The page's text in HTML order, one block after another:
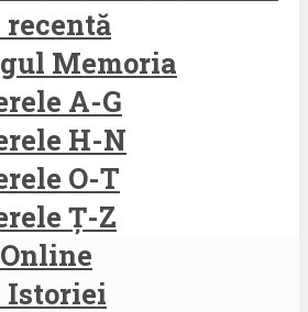
Memoria
A-G
H-N
O-T
Ț-Z
Istoriei